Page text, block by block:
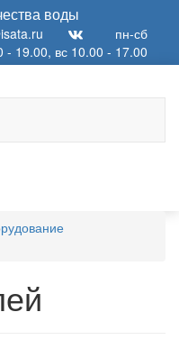
воды
пн-сб
- 19.00, вс 10.00 - 17.00